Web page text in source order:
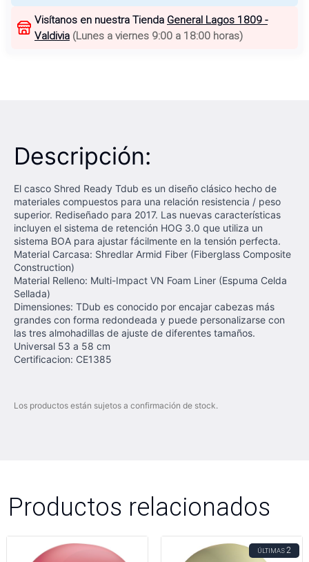
Visítanos en nuestra Tienda General Lagos 1809 -
Valdivia (Lunes a viernes 9:00 a 18:00 horas)
Descripción:
El casco Shred Ready Tdub es un diseño clásico hecho de
materiales compuestos para una relación resistencia / peso
superior. Rediseñado para 2017. Las nuevas características
incluyen el sistema de retención HOG 3.0 que utiliza un
sistema BOA para ajustar fácilmente en la tensión perfecta.
Material Carcasa: Shredlar Armid Fiber (Fiberglass Composite
Construction)
Material Relleno: Multi-Impact VN Foam Liner (Espuma Celda
Sellada)
Dimensiones: TDub es conocido por encajar cabezas más
grandes con forma redondeada y puede personalizarse con
las tres almohadillas de ajuste de diferentes tamaños.
Universal 53 a 58 cm
Certificacion: CE1385
Los productos están sujetos a confirmación de stock.
Productos relacionados
ÚLTIMAS2